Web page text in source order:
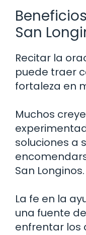
San
Recitar la
puede traer
fortaleza en
Muchos
soluciones a
San Longinos.
La fe en la
una fuente
enfrentar los